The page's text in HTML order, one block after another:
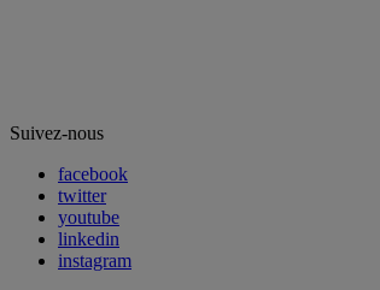
Suivez-nous
facebook
twitter
youtube
linkedin
instagram